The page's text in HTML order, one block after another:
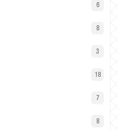
6
8
3
18
7
8